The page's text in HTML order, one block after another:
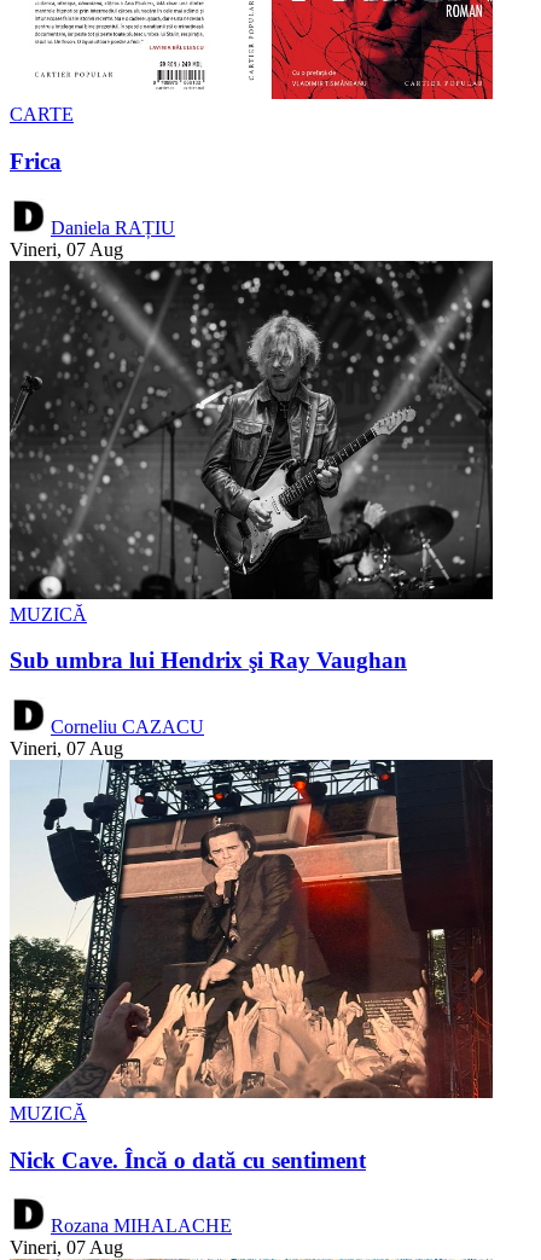
CARTE
Frica
Daniela RAȚIU
Vineri, 07 Aug
MUZICĂ
Sub umbra lui Hendrix şi Ray Vaughan
Corneliu CAZACU
Vineri, 07 Aug
MUZICĂ
Nick Cave. Încă o dată cu sentiment
Rozana MIHALACHE
Vineri, 07 Aug